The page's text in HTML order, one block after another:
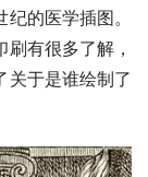
的医学插图。
有很多了解，
关于是谁绘制了